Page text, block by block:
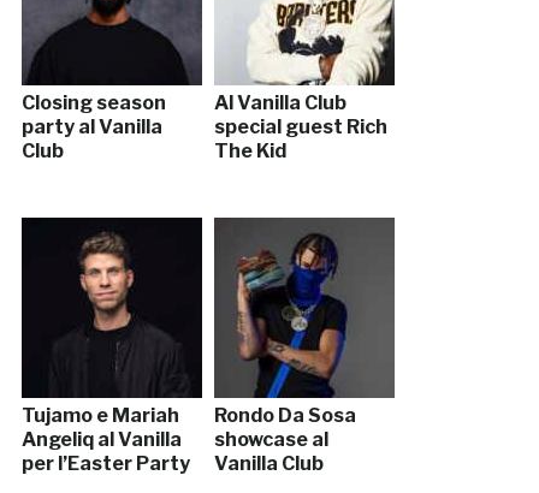
Closing season
party al Vanilla
Club
Al Vanilla Club
special guest Rich
The Kid
Tujamo e Mariah
Angeliq al Vanilla
per l’Easter Party
Rondo Da Sosa
showcase al
Vanilla Club